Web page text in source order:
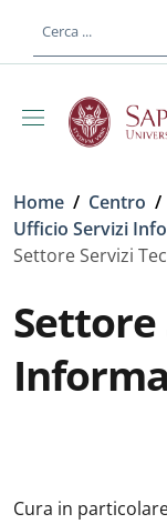
al contenuto
Briciole di pane
Home / Centro /
Ufficio Servizi
Settore Servizi
Settore
Cura in